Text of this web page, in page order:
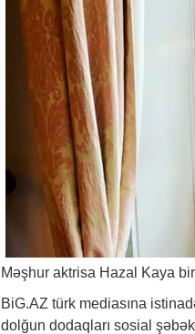
Məşhur aktrisa Hazal Kaya
BiG.AZ türk mediasına
dolğun dodaqları sosial